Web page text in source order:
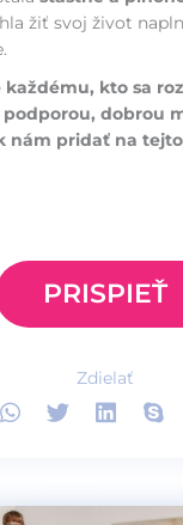
žiť svoj život
každému, kto sa
dobrou
nám pridať na
PRISPIEŤ
Zdielať